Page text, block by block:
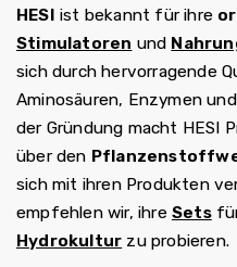
HESI ist bekannt für ihre
Stimulatoren und
sich durch hervorragende
Aminosäuren, Enzymen
der Gründung macht HESI
über den
sich mit ihren Produkten
empfehlen wir, ihre Sets
Hydrokultur zu probieren.